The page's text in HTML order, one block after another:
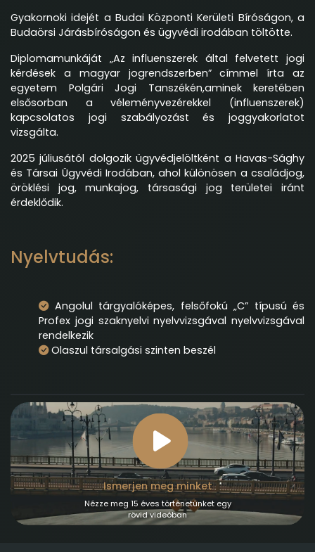
Gyakornoki idejét a Budai Központi Kerületi Bíróságon, a
Budaörsi Járásbíróságon és ügyvédi irodában töltötte.
Diplomamunkáját „Az influenszerek által felvetett jogi
kérdések a magyar jogrendszerben” címmel írta az
egyetem Polgári Jogi Tanszékén,aminek keretében
elsősorban a véleményvezérekkel (influenszerek)
kapcsolatos jogi szabályozást és joggyakorlatot
vizsgálta.
2025 júliusától dolgozik ügyvédjelöltként a Havas-Sághy
és Társai Ügyvédi Irodában, ahol különösen a családjog,
öröklési jog, munkajog, társasági jog területei iránt
érdeklődik.
Nyelvtudás:
Angolul tárgyalóképes, felsőfokú „C” típusú és
Profex jogi szaknyelvi nyelvvizsgával nyelvvizsgával
rendelkezik
Olaszul társalgási szinten beszél
Ismerjen meg minket
Nézze meg 15 éves történetünket egy
rövid videóban